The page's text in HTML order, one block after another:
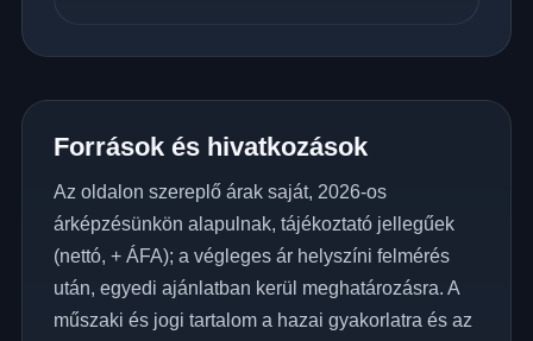
Források és hivatkozások
Az oldalon szereplő árak saját, 2026-os
árképzésünkön alapulnak, tájékoztató jellegűek
(nettó, + ÁFA); a végleges ár helyszíni felmérés
után, egyedi ajánlatban kerül meghatározásra. A
műszaki és jogi tartalom a hazai gyakorlatra és az